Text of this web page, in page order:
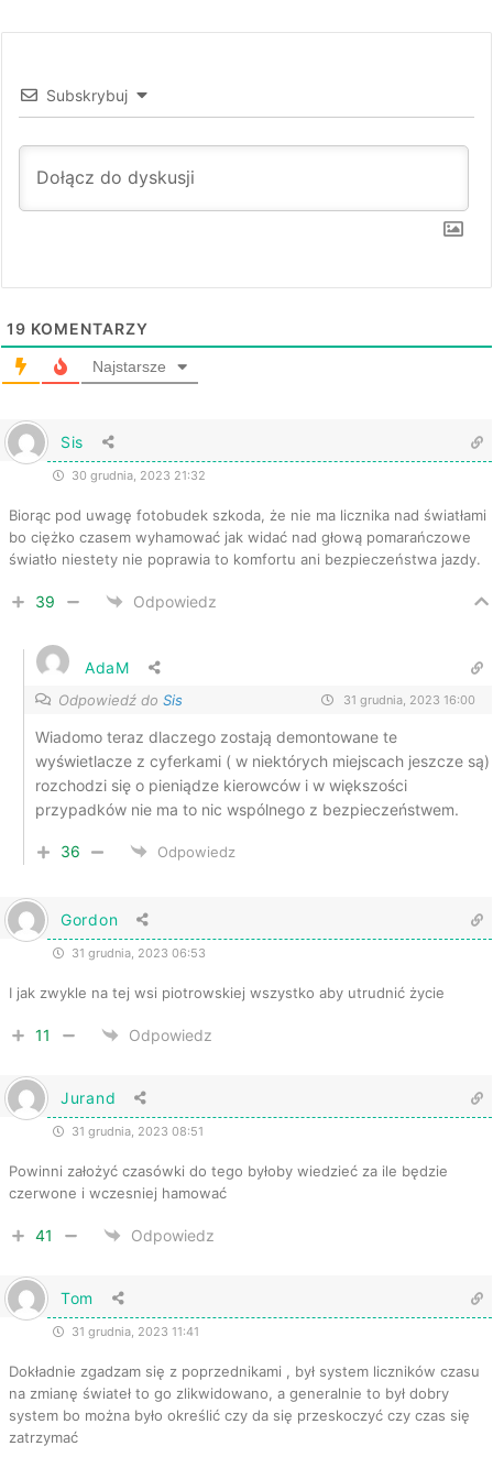
Subskrybuj
19 KOMENTARZY
Najstarsze
Sis
30 grudnia, 2023 21:32
Biorąc pod uwagę fotobudek szkoda, że nie ma licznika nad światłami
bo ciężko czasem wyhamować jak widać nad głową pomarańczowe
światło niestety nie poprawia to komfortu ani bezpieczeństwa jazdy.
39 Odpowiedz
AdaM
Odpowiedź do Sis 31 grudnia, 2023 16:00
Wiadomo teraz dlaczego zostają demontowane te
wyświetlacze z cyferkami ( w niektórych miejscach jeszcze są)
rozchodzi się o pieniądze kierowców i w większości
przypadków nie ma to nic wspólnego z bezpieczeństwem.
36 Odpowiedz
Gordon
31 grudnia, 2023 06:53
I jak zwykle na tej wsi piotrowskiej wszystko aby utrudnić życie
11 Odpowiedz
Jurand
31 grudnia, 2023 08:51
Powinni założyć czasówki do tego byłoby wiedzieć za ile będzie
czerwone i wczesniej hamować
41 Odpowiedz
Tom
31 grudnia, 2023 11:41
Dokładnie zgadzam się z poprzednikami , był system liczników czasu
na zmianę świateł to go zlikwidowano, a generalnie to był dobry
system bo można było określić czy da się przeskoczyć czy czas się
zatrzymać